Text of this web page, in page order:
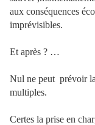
aux conséquences
imprévisibles.
Et après ? …
Nul ne peut prévoir
multiples.
Certes la prise en